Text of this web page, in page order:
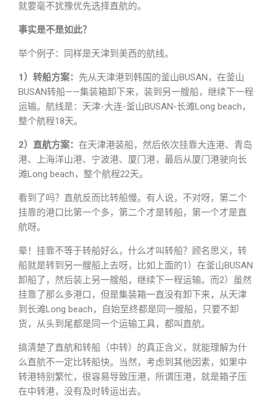
就要毫不犹豫优先选择直航的。
事实是不是如此？
举个例子：同样是天津到美西的航线。
1）转船方案： 先从天津港到韩国的釜山BUSAN，在釜山
BUSAN转船——集装箱卸下来，装到另一艘船，继续下一程
运输。航线是：天津-大连-釜山BUSAN-长滩Long beach，
整个航程18天。
2）直航方案： 在天津港装船，然后依次挂靠大连港、青岛
港、上海洋山港、宁波港、厦门港，最后从厦门港驶向长
滩Long beach，整个航程22天。
看到了吗？直航反而比转船慢。有人说，不对呀，第二个
挂靠的港口比第一个多，第二个才是转船，第一个才是直
航呀。
晕！挂靠不等于转船好么，什么才叫转船？顾名思义，转
船就是转到另一艘船上去呀，比如上面的1）在釜山BUSAN
卸船了，然后装上另一艘船，继续下一程运输。而2）虽然
挂靠了那么多港口，但是集装箱一直没有卸下来，从天津
到长滩Long beach，自始至终都是同一艘船，只要不卸
货，从头到尾都是同一个运输工具，都叫直航。
搞清楚了直航和转船（中转）的真正含义，就能理解为什
么直航不一定比转船快。当然，考虑到其他因素，如果中
转港特别繁忙，很容易导致压港，所谓压港，就是箱子压
在中转港，没有及时转运出去。